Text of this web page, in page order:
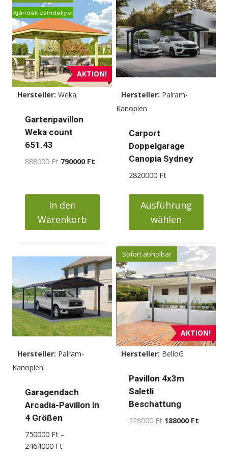
Ajándék zsindellyel
AKTION!
Hersteller: Weka
Gartenpavillon
Weka count
651.43
888000Ft Ursprünglicher
888000 Ft
790000 FtAktueller
790000 Ft.
In den
Warenkorb
Hersteller: Palram-
Kanopien
Carport
Doppelgarage
Canopia Sydney
2820000 Ft
Ausführung
wählen
Produkt
weist
mehrere
Varianten
auf.
Die
Optionen
können
auf
der
Produktseite
gewählt
werden
Hersteller: Palram-
Kanopien
Garagendach
Arcadia-Pavillon in
4 Größen
750000 Ft –
2464000 FtPreisspanne:
AKTION!
Sofort abholbar
Hersteller: BelloG
Pavillon 4x3m
Saletli
Beschattung
228000Ft Ursprünglicher
188000 FtAktueller